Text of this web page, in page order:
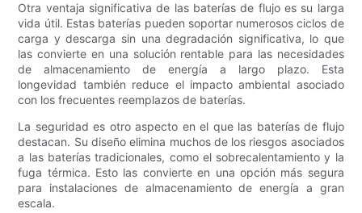
Otra ventaja significativa de las baterías de flujo es su larga
vida útil. Estas baterías pueden soportar numerosos ciclos de
carga y descarga sin una degradación significativa, lo que
las convierte en una solución rentable para las necesidades
de almacenamiento de energía a largo plazo. Esta
longevidad también reduce el impacto ambiental asociado
con los frecuentes reemplazos de baterías.
La seguridad es otro aspecto en el que las baterías de flujo
destacan. Su diseño elimina muchos de los riesgos asociados
a las baterías tradicionales, como el sobrecalentamiento y la
fuga térmica. Esto las convierte en una opción más segura
para instalaciones de almacenamiento de energía a gran
escala.